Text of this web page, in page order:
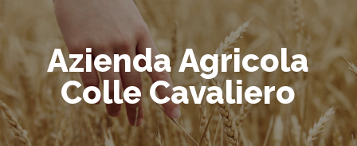
Azienda Agricola
Colle Cavaliero